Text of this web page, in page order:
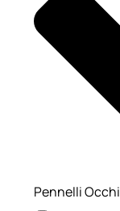
Pennelli Occhi